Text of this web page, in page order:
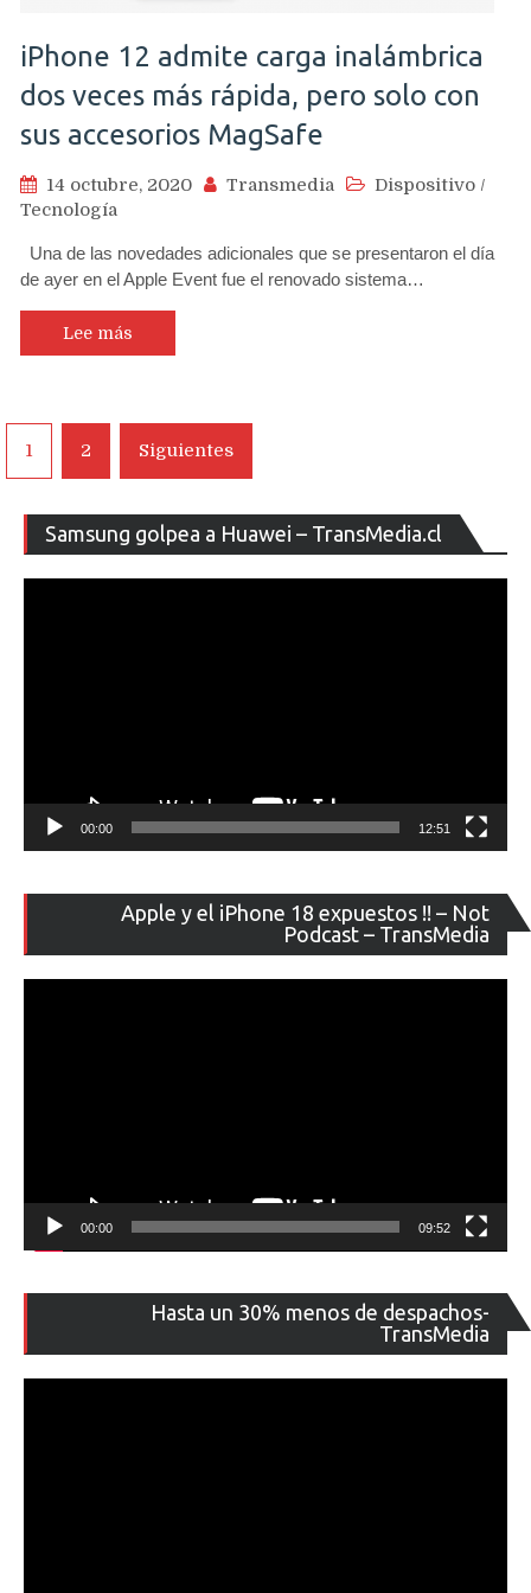
iPhone 12 admite carga inalámbrica
dos veces más rápida, pero solo con
sus accesorios MagSafe
14 octubre, 2020 Transmedia Dispositivo /
Tecnología
Una de las novedades adicionales que se presentaron el día
de ayer en el Apple Event fue el renovado sistema…
Lee más
Navegación
de
entradas
1 2 Siguientes
Samsung golpea a Huawei – TransMedia.cl
de
00:00 12:51
Apple y el iPhone 18 expuestos !! – Not
Podcast – TransMedia
de
00:00 09:52
Hasta un 30% menos de despachos-
TransMedia
de